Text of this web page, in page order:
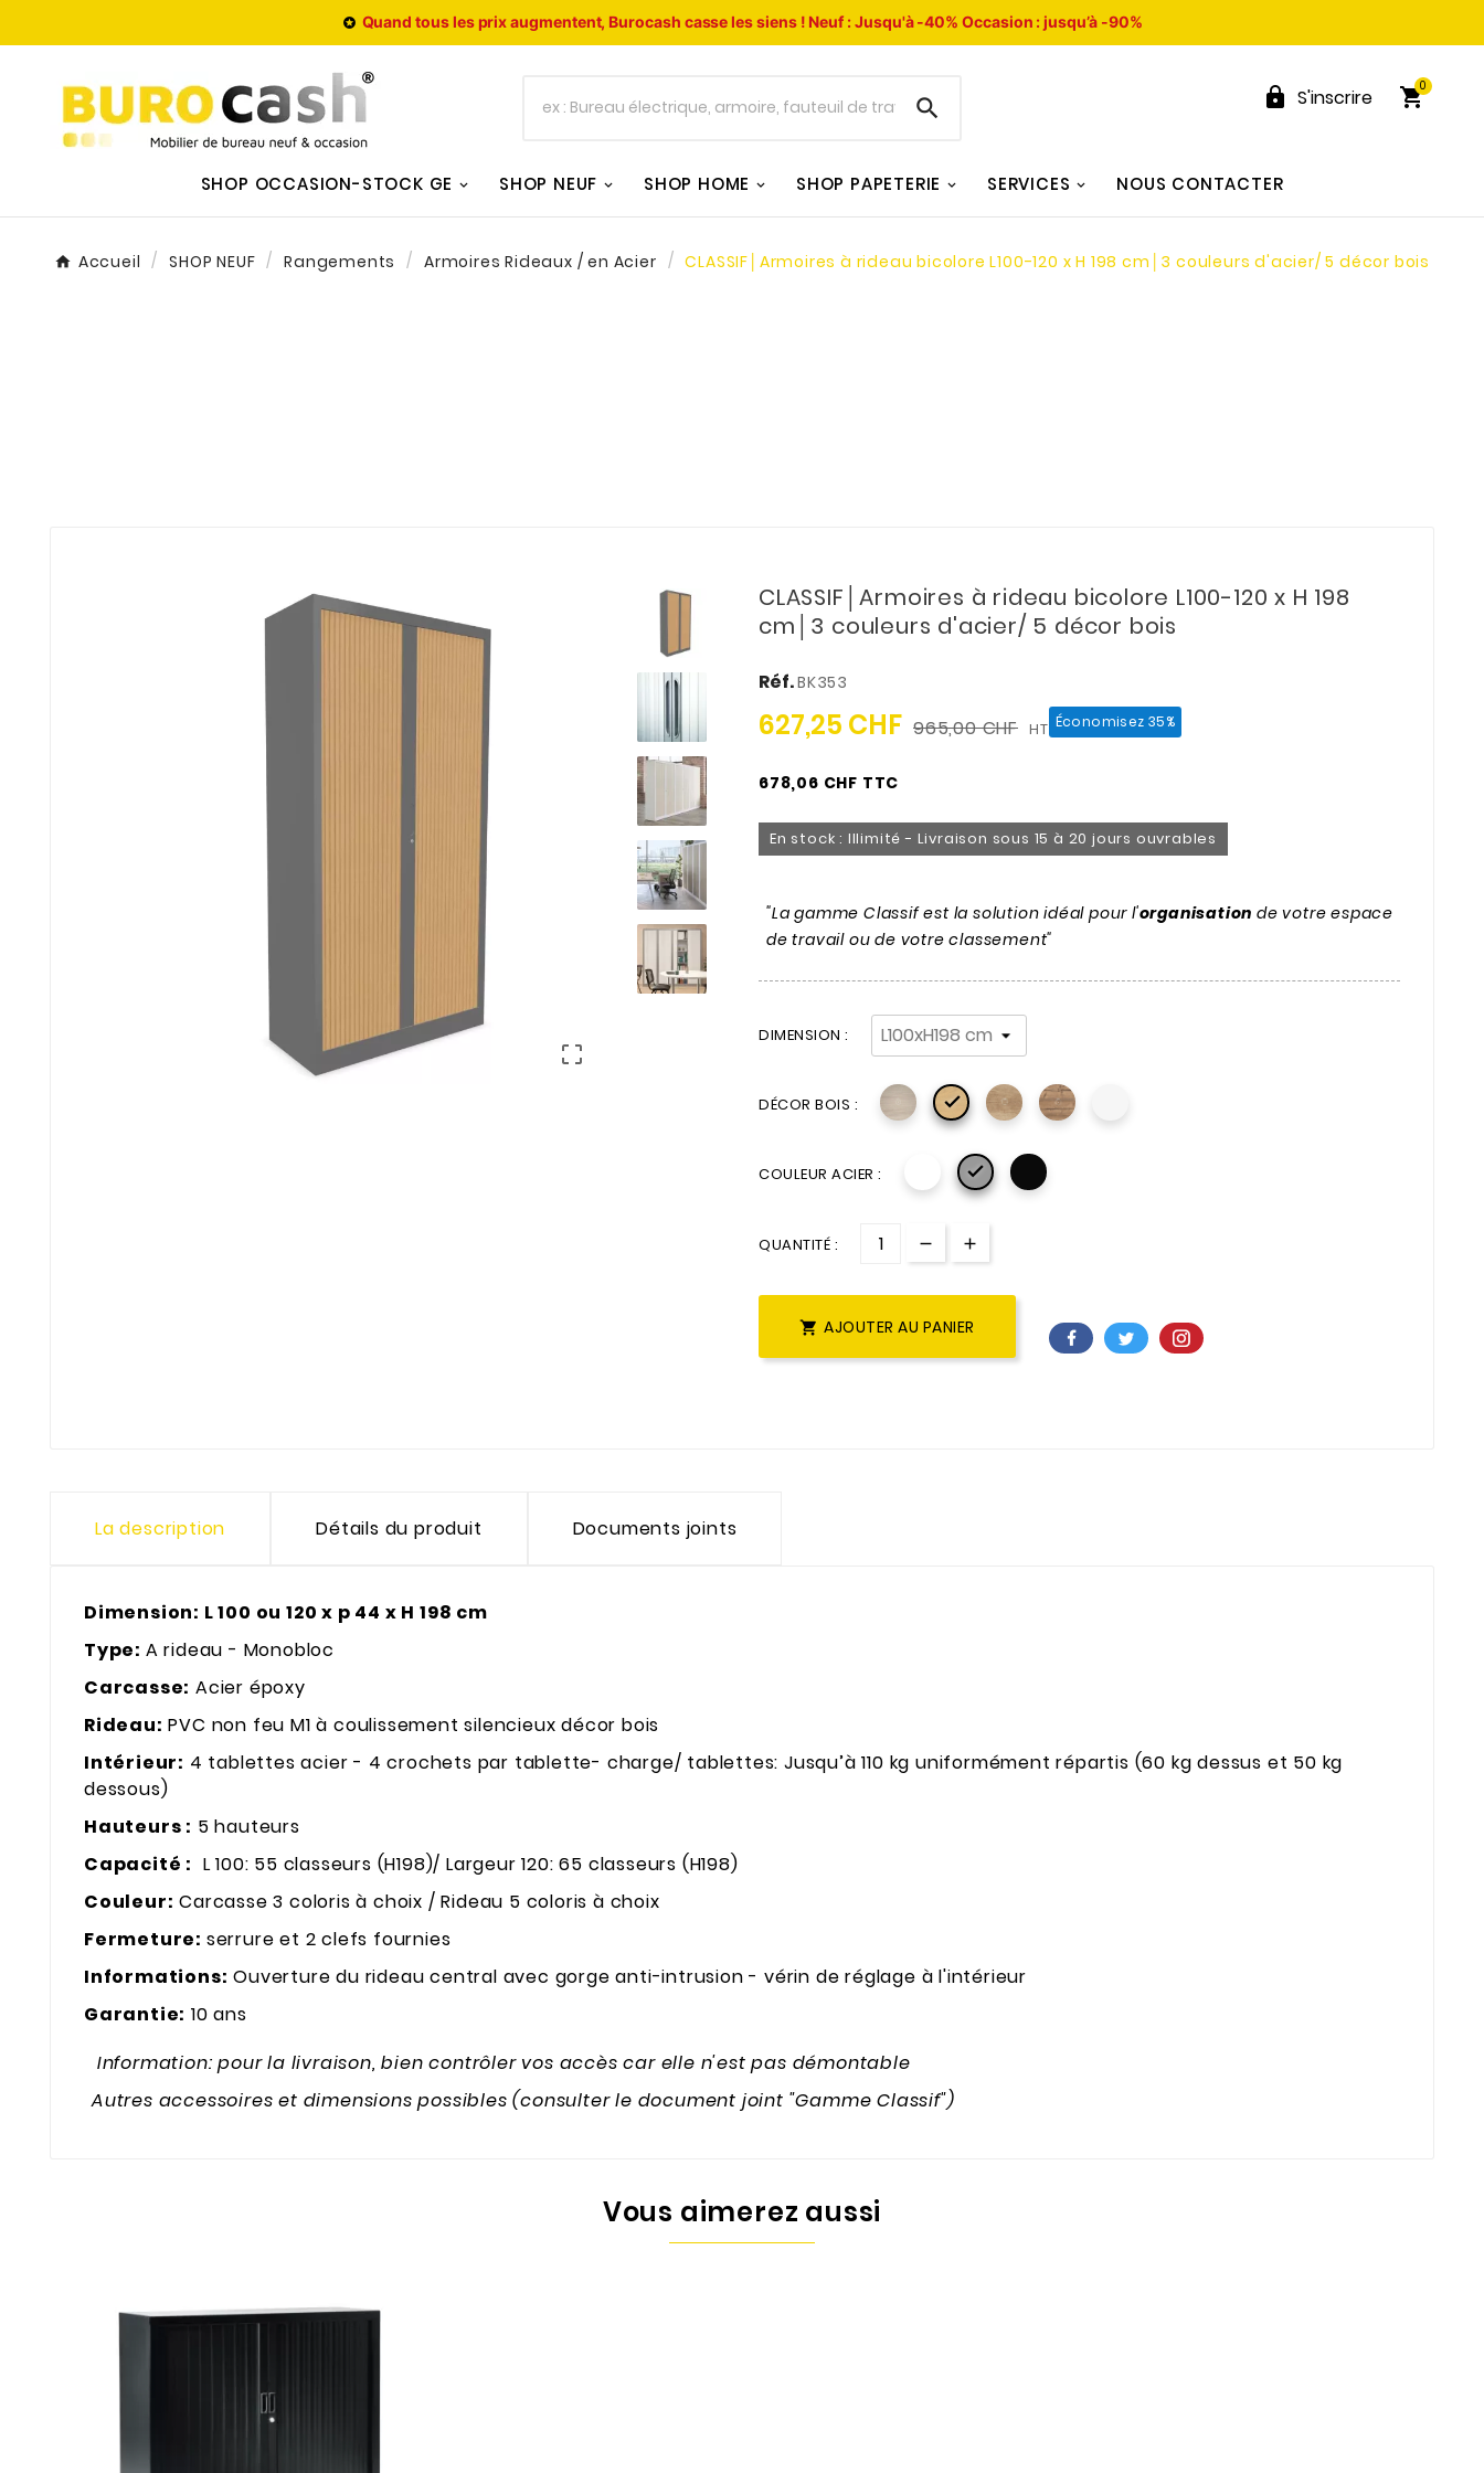
 Quand tous les prix augmentent, Burocash casse les siens !Neuf : Jusqu'à -40%Occasion : jusqu’à -90%
  S'inscrire 
0
SHOP OCCASION-STOCK GE SHOP NEUF SHOP HOME SHOP PAPETERIE SERVICES NOUS CONTACTER
Accueil SHOP NEUF Rangements Armoires Rideaux / en Acier CLASSIF│Armoires à rideau bicolore L100-120 x H 198 cm│3 couleurs d'acier/ 5 décor bois

CLASSIF│Armoires à rideau bicolore L100-120 x H 198
cm│3 couleurs d'acier/ 5 décor bois
Réf.BK353
627,25 CHF 965,00 CHF HT Économisez 35%
678,06 CHF TTC
En stock : Illimité - Livraison sous 15 à 20 jours ouvrables
"La gamme Classif est la solution idéal pour l'organisation de votre espace
de travail ou de votre classement"
DIMENSION :
DÉCOR BOIS : 
COULEUR ACIER : 
QUANTITÉ :
 AJOUTER AU PANIER
La description Détails du produit Documents joints
Dimension: L 100 ou 120 x p 44 x H 198 cm
Type: A rideau - Monobloc
Carcasse: Acier époxy
Rideau: PVC non feu M1 à coulissement silencieux décor bois
Intérieur: 4 tablettes acier - 4 crochets par tablette- charge/ tablettes: Jusqu’à 110 kg uniformément répartis (60 kg dessus et 50 kg
dessous)
Hauteurs : 5 hauteurs
Capacité : L 100: 55 classeurs (H198)/ Largeur 120: 65 classeurs (H198)
Couleur: Carcasse 3 coloris à choix / Rideau 5 coloris à choix
Fermeture: serrure et 2 clefs fournies
Informations: Ouverture du rideau central avec gorge anti-intrusion - vérin de réglage à l'intérieur
Garantie: 10 ans
Information: pour la livraison, bien contrôler vos accès car elle n'est pas démontable
Autres accessoires et dimensions possibles (consulter le document joint "Gamme Classif")
Vous aimerez aussi